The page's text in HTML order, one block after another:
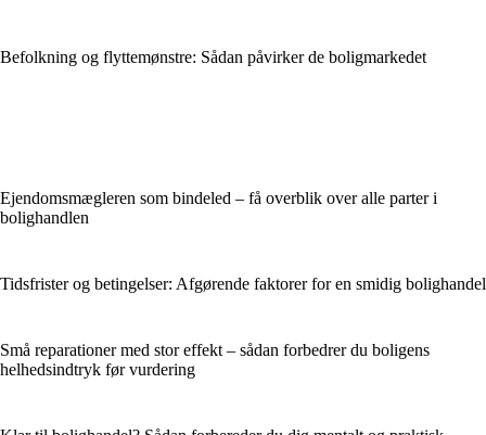
Befolkning og flyttemønstre: Sådan påvirker de boligmarkedet
Ejendomsmægleren som bindeled – få overblik over alle parter i
bolighandlen
Tidsfrister og betingelser: Afgørende faktorer for en smidig bolighandel
Små reparationer med stor effekt – sådan forbedrer du boligens
helhedsindtryk før vurdering